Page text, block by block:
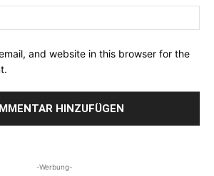
and website in this browser for the
-Werbung-